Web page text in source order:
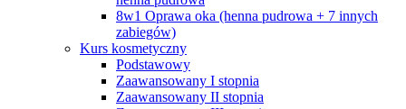
8w1 Oprawa oka (henna pudrowa + 7 innych
zabiegów)
Kurs kosmetyczny
Podstawowy
Zaawansowany I stopnia
Zaawansowany II stopnia